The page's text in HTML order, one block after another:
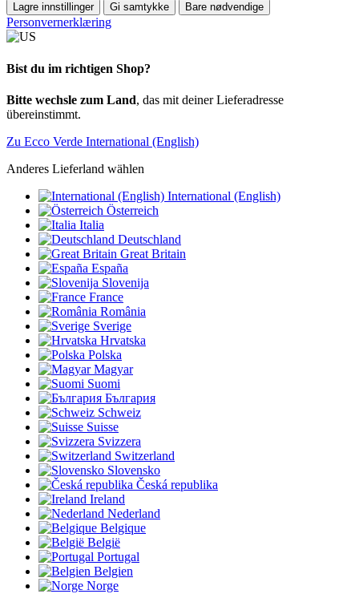
Lagre innstillinger Gi samtykke Bare nødvendige
Personvernerklæring
Bist du im richtigen Shop?
Bitte wechsle zum Land, das mit deiner Lieferadresse
übereinstimmt.
Zu Ecco Verde International (English)
Anderes Lieferland wählen
International (English)
Österreich
Italia
Deutschland
Great Britain
España
Slovenija
France
România
Sverige
Hrvatska
Polska
Magyar
Suomi
България
Schweiz
Suisse
Svizzera
Switzerland
Slovensko
Česká republika
Ireland
Nederland
Belgique
België
Portugal
Belgien
Norge